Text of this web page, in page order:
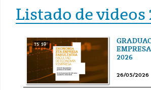
Listado de videos
75' 59''
2026
26/05/2026